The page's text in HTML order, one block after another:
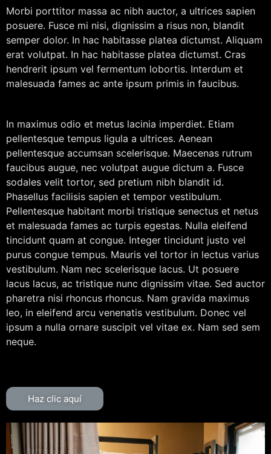
Morbi porttitor massa ac nibh auctor, a ultrices sapien
posuere. Fusce mi nisi, dignissim a risus non, blandit
semper dolor. In hac habitasse platea dictumst. Aliquam
erat volutpat. In hac habitasse platea dictumst. Cras
hendrerit ipsum vel fermentum lobortis. Interdum et
malesuada fames ac ante ipsum primis in faucibus.
In maximus odio et metus lacinia imperdiet. Etiam
pellentesque tempus ligula a ultrices. Aenean
pellentesque accumsan scelerisque. Maecenas rutrum
faucibus augue, nec volutpat augue dictum a. Fusce
sodales velit tortor, sed pretium nibh blandit id.
Phasellus facilisis sapien et tempor vestibulum.
Pellentesque habitant morbi tristique senectus et netus
et malesuada fames ac turpis egestas. Nulla eleifend
tincidunt quam at congue. Integer tincidunt justo vel
purus congue tempus. Mauris vel tortor in lectus varius
vestibulum. Nam nec scelerisque lacus. Ut posuere
lacus lacus, ac tristique nunc dignissim vitae. Sed auctor
pharetra nisi rhoncus rhoncus. Nam gravida maximus
leo, in eleifend arcu venenatis vestibulum. Donec vel
ipsum a nulla ornare suscipit vel vitae ex. Nam sed sem
neque.
Haz clic aquí